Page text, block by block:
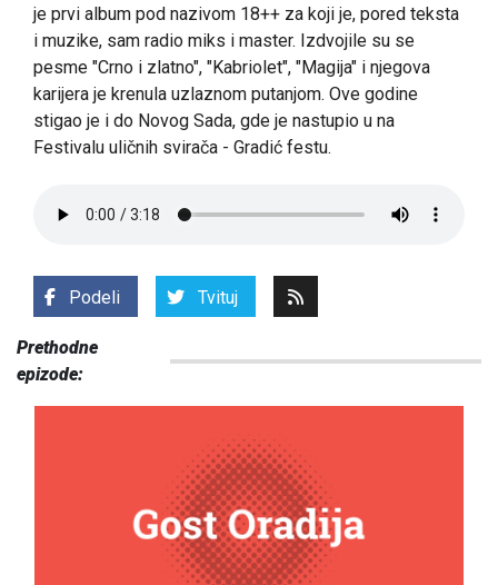
je prvi album pod nazivom 18++ za koji je, pored teksta
i muzike, sam radio miks i master. Izdvojile su se
pesme "Crno i zlatno", "Kabriolet", "Magija" i njegova
karijera je krenula uzlaznom putanjom. Ove godine
stigao je i do Novog Sada, gde je nastupio u na
Festivalu uličnih svirača - Gradić festu.
Podeli Tvituj
Prethodne
epizode: